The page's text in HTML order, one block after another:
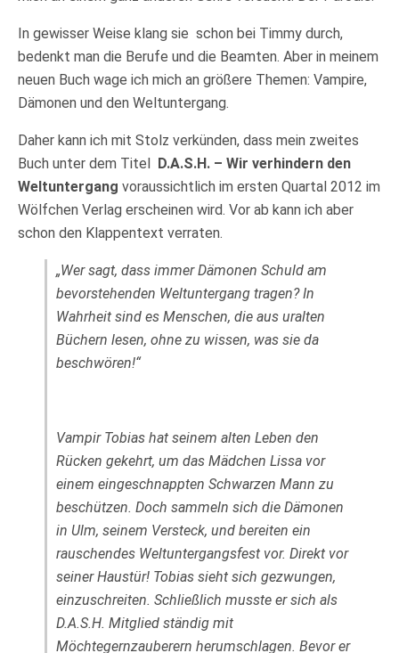
In gewisser Weise klang sie schon bei Timmy durch,
bedenkt man die Berufe und die Beamten. Aber in meinem
neuen Buch wage ich mich an größere Themen: Vampire,
Dämonen und den Weltuntergang.
Daher kann ich mit Stolz verkünden, dass mein zweites
Buch unter dem Titel D.A.S.H. – Wir verhindern den
Weltuntergang voraussichtlich im ersten Quartal 2012 im
Wölfchen Verlag erscheinen wird. Vor ab kann ich aber
schon den Klappentext verraten.
„Wer sagt, dass immer Dämonen Schuld am
bevorstehenden Weltuntergang tragen? In
Wahrheit sind es Menschen, die aus uralten
Büchern lesen, ohne zu wissen, was sie da
beschwören!“
Vampir Tobias hat seinem alten Leben den
Rücken gekehrt, um das Mädchen Lissa vor
einem eingeschnappten Schwarzen Mann zu
beschützen. Doch sammeln sich die Dämonen
in Ulm, seinem Versteck, und bereiten ein
rauschendes Weltuntergangsfest vor. Direkt vor
seiner Haustür! Tobias sieht sich gezwungen,
einzuschreiten. Schließlich musste er sich als
D.A.S.H. Mitglied ständig mit
Möchtegernzauberern herumschlagen. Bevor er